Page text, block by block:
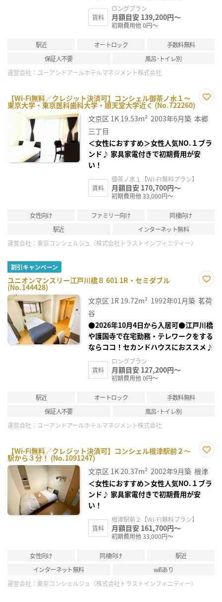
賃料
ロングプラン
月額目安 139,200円～
初期費用他 0円～
駅近 オートロック
手数料無料
保証人不要
風呂･トイレ別
運営会社： ユーアンドアールホテルマネジメント株式会社
【Wi-Fi無料／クレジット決済可】コンシェル御茶ノ水１～
東京大学・東京医科歯科大学・順天堂大学近く (No.722260)
に入
り登
文京区 1K 19.53m² 2003年6月築 本郷
三丁目
＜女性におすすめ＞女性人気NO.１ブラ
ンド♪ 家具家電付きで初期費用が安
い！
賃料
御茶ノ水１【WI-FI無料プラン】
月額目安 170,700円～
初期費用他 33,000円～
女性向け ファミリー向け
同棲向け
駅近
インターネット無料
運営会社： 東京コンシェルジュ（株式会社トラストインフィニティー）
割引キャンペーン
ユニオンマンスリー江戸川橋８ 601 1R・セミダブル
(No.144428)
に入
り登
文京区 1R 19.72m² 1992年01月築 茗荷
谷
●2026年10月4日から入居可●江戸川橋
や護国寺で在宅勤務・テレワークをする
ならココ！セカンドハウスにおススメ♪
賃料
ロングプラン
月額目安 127,200円～
初期費用他 0円～
駅近 オートロック
手数料無料
保証人不要
風呂･トイレ別
運営会社： ユーアンドアールホテルマネジメント株式会社
【Wi-Fi無料／クレジット決済可】コンシェル根津駅前２～
駅から３分！ (No.1091247)
に入
り登
録
文京区 1K20.37m² 2002年9月築 根津
＜女性におすすめ＞女性人気NO.１ブラ
ンド♪ 家具家電付きで初期費用が安
い！
賃料
根津駅前２【WI-FI無料プラン】
月額目安 161,700円～
初期費用他 33,000円～
女性向け 同棲向け
駅近
インターネット無料
wifiあり
運営会社： 東京コンシェルジュ（株式会社トラストインフィニティー）